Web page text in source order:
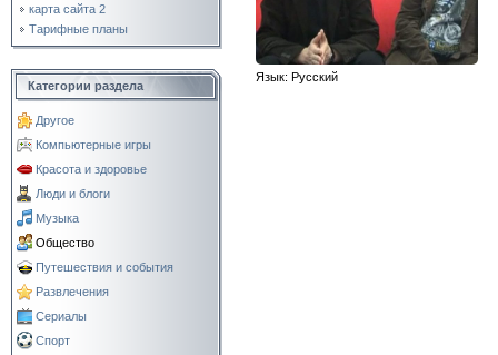
карта сайта 2
Тарифные планы
Категории раздела
Другое
Компьютерные игры
Красота и здоровье
Люди и блоги
Музыка
Общество
Путешествия и события
Развлечения
Сериалы
Спорт
Язык: Русский